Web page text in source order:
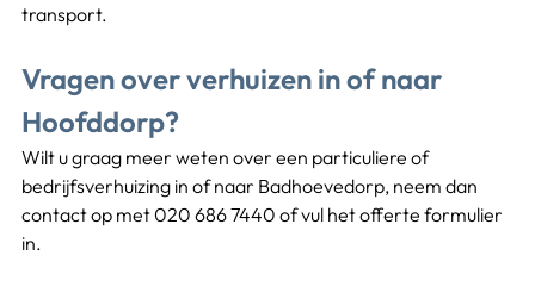
transport.
Vragen over verhuizen in of naar
Hoofddorp?
Wilt u graag meer weten over een particuliere of
bedrijfsverhuizing in of naar Badhoevedorp, neem dan
contact op met 020 686 7440 of vul het offerte formulier
in.